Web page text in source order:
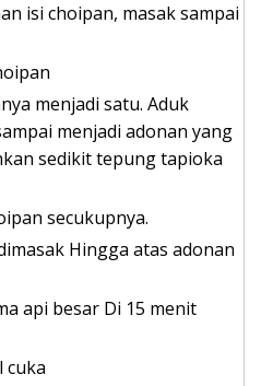
isi choipan, masak sampai
menjadi satu. Aduk
menjadi adonan yang
sedikit tepung tapioka
secukupnya.
Hingga atas adonan
api besar Di 15 menit
cuka